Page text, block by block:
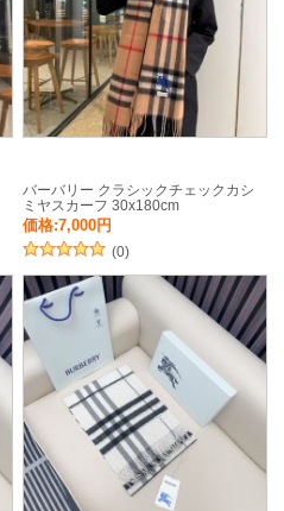
バーバリー クラシックチェックカシ
ミヤスカーフ 30x180cm
価格:7,000円
(0)